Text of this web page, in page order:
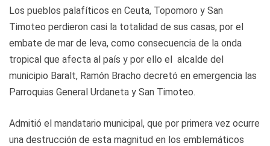
Los pueblos palafíticos en Ceuta, Topomoro y San
Timoteo perdieron casi la totalidad de sus casas, por el
embate de mar de leva, como consecuencia de la onda
tropical que afecta al país y por ello el alcalde del
municipio Baralt, Ramón Bracho decretó en emergencia las
Parroquias General Urdaneta y San Timoteo.
Admitió el mandatario municipal, que por primera vez ocurre
una destrucción de esta magnitud en los emblemáticos